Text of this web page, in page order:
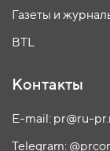
Газеты и
BTL
Контакты
E-mail: pr@ru-
Telegram: